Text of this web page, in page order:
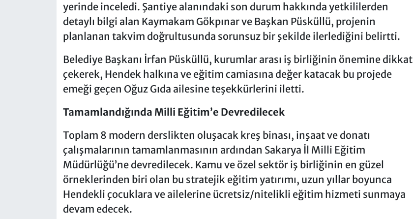
yerinde inceledi. Şantiye alanındaki son durum hakkında yetkililerden
detaylı bilgi alan Kaymakam Gökpınar ve Başkan Püsküllü, projenin
planlanan takvim doğrultusunda sorunsuz bir şekilde ilerlediğini belirtti.
Belediye Başkanı İrfan Püsküllü, kurumlar arası iş birliğinin önemine dikkat
çekerek, Hendek halkına ve eğitim camiasına değer katacak bu projede
emeği geçen Oğuz Gıda ailesine teşekkürlerini iletti.
Tamamlandığında Milli Eğitim’e Devredilecek
Toplam 8 modern derslikten oluşacak kreş binası, inşaat ve donatı
çalışmalarının tamamlanmasının ardından Sakarya İl Milli Eğitim
Müdürlüğü’ne devredilecek. Kamu ve özel sektör iş birliğinin en güzel
örneklerinden biri olan bu stratejik eğitim yatırımı, uzun yıllar boyunca
Hendekli çocuklara ve ailelerine ücretsiz/nitelikli eğitim hizmeti sunmaya
devam edecek.